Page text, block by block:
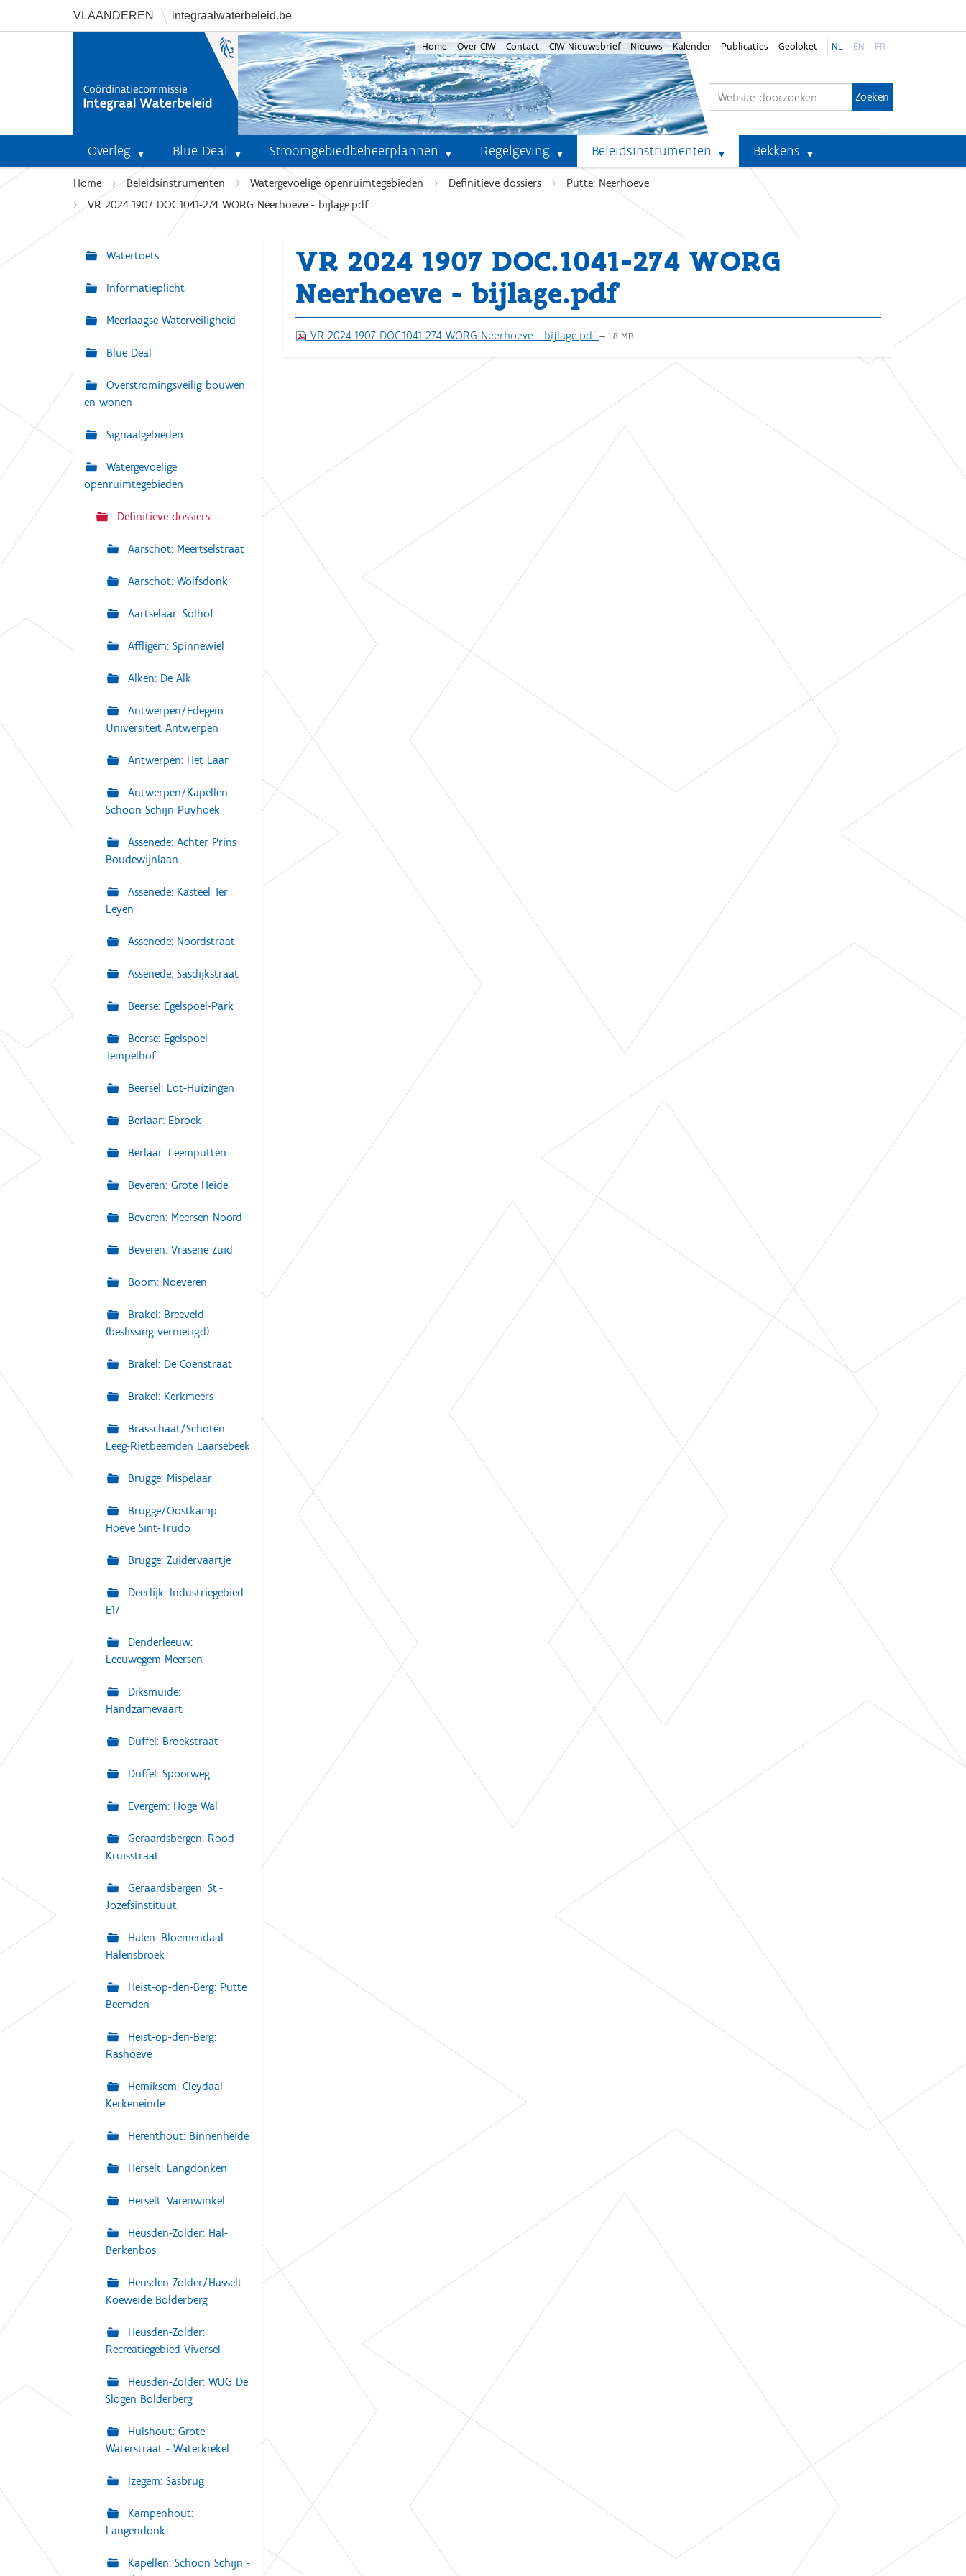
VLAANDEREN integraalwaterbeleid.be
Home Over CIW Contact CIW-Nieuwsbrief Nieuws Kalender Publicaties Geoloket NL EN FR
Overleg Blue Deal Stroomgebiedbeheerplannen Regelgeving Beleidsinstrumenten Bekkens
U
b
e
Home Beleidsinstrumenten Watergevoelige openruimtegebieden Definitieve dossiers
Putte: Neerhoeve
VR 2024 1907 DOC.1041-274 WORG Neerhoeve - bijlage.pdf
VR 2024 1907 DOC.1041-274 WORG
Neerhoeve - bijlage.pdf
VR 2024 1907 DOC.1041-274 WORG Neerhoeve - bijlage.pdf — 1.8 MB
N
a
i
g
t
i
e
Watertoets
Informatieplicht
Meerlaagse Waterveiligheid
Blue Deal
Overstromingsveilig bouwen
en wonen
Signaalgebieden
Watergevoelige
openruimtegebieden
Definitieve dossiers
Aarschot: Meertselstraat
Aarschot: Wolfsdonk
Aartselaar: Solhof
Affligem: Spinnewiel
Alken: De Alk
Antwerpen/Edegem:
Universiteit Antwerpen
Antwerpen: Het Laar
Antwerpen/Kapellen:
Schoon Schijn Puyhoek
Assenede: Achter Prins
Boudewijnlaan
Assenede: Kasteel Ter
Leyen
Assenede: Noordstraat
Assenede: Sasdijkstraat
Beerse: Egelspoel-Park
Beerse: Egelspoel-
Tempelhof
Beersel: Lot-Huizingen
Berlaar: Ebroek
Berlaar: Leemputten
Beveren: Grote Heide
Beveren: Meersen Noord
Beveren: Vrasene Zuid
Boom: Noeveren
Brakel: Breeveld
(beslissing vernietigd)
Brakel: De Coenstraat
Brakel: Kerkmeers
Brasschaat/Schoten:
Leeg-Rietbeemden Laarsebeek
Brugge: Mispelaar
Brugge/Oostkamp:
Hoeve Sint-Trudo
Brugge: Zuidervaartje
Deerlijk: Industriegebied
E17
Denderleeuw:
Leeuwegem Meersen
Diksmuide:
Handzamevaart
Duffel: Broekstraat
Duffel: Spoorweg
Evergem: Hoge Wal
Geraardsbergen: Rood-
Kruisstraat
Geraardsbergen: St.-
Jozefsinstituut
Halen: Bloemendaal-
Halensbroek
Heist-op-den-Berg: Putte
Beemden
Heist-op-den-Berg:
Rashoeve
Hemiksem: Cleydaal-
Kerkeneinde
Herenthout: Binnenheide
Herselt: Langdonken
Herselt: Varenwinkel
Heusden-Zolder: Hal-
Berkenbos
Heusden-Zolder/Hasselt:
Koeweide Bolderberg
Heusden-Zolder:
Recreatiegebied Viversel
Heusden-Zolder: WUG De
Slogen Bolderberg
Hulshout: Grote
Waterstraat - Waterkrekel
Izegem: Sasbrug
Kampenhout:
Langendonk
Kapellen: Schoon Schijn -